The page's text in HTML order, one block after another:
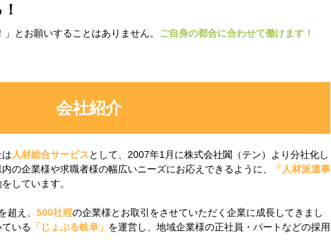
とお願いすることはありません。 ご自身の都合に合わせて働けます！
会社紹介
人材総合サービスとして、2007年1月に株式会社闐（テン）より分社化し
の企業様や求職者様の幅広いニーズにお応えできるように、
「人材派遣事
しています。
超え、 500社程の企業様とお取引をさせていただく企業に成長してきまし
いる 「じょぶる岐阜」 を運営し、地域企業様の正社員・パートなどの採用